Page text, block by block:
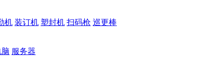
机 装订机 塑封机 扫码枪 巡更棒
服务器